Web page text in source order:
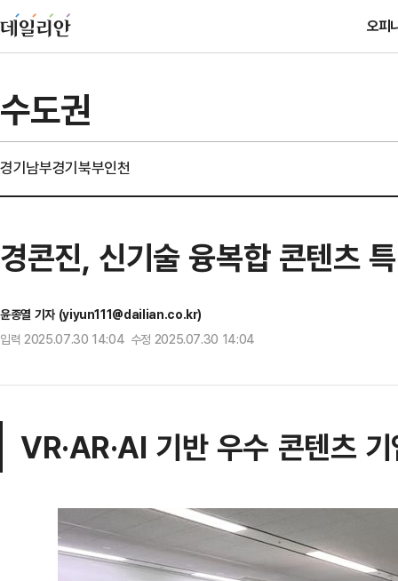
오피
수도권
경기남부경기북부인천
경콘진, 신기술 융복합 콘텐츠
윤종열 기자 (yiyun111@dailian.co.kr)
입력 2025.07.30 14:04 수정 2025.07.30 14:04
VR·AR·AI 기반 우수 콘텐츠